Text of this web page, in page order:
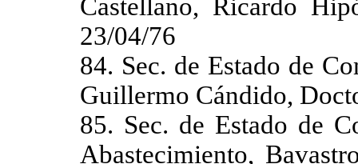
Castellano, Ricardo
23/04/76
84. Sec. de Estado de
Guillermo Cándido,
85. Sec. de Estado de
Abastecimiento,